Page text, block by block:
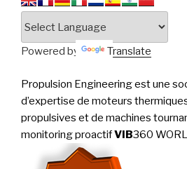
Powered by Translate
Propulsion Engineering est une
d’expertise de moteurs
propulsives et de machines
monitoring proactifVIB360